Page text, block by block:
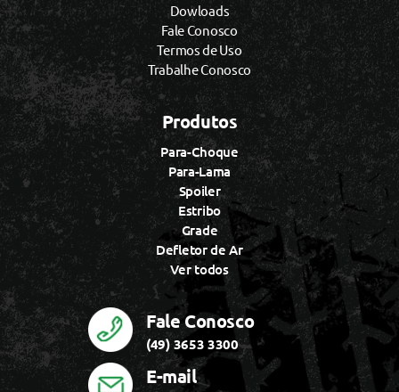
Dowloads
Fale Conosco
Termos de Uso
Trabalhe Conosco
Produtos
Para-Choque
Para-Lama
Spoiler
Estribo
Grade
Defletor de Ar
Ver todos
Fale Conosco
(49) 3653 3300
E-mail